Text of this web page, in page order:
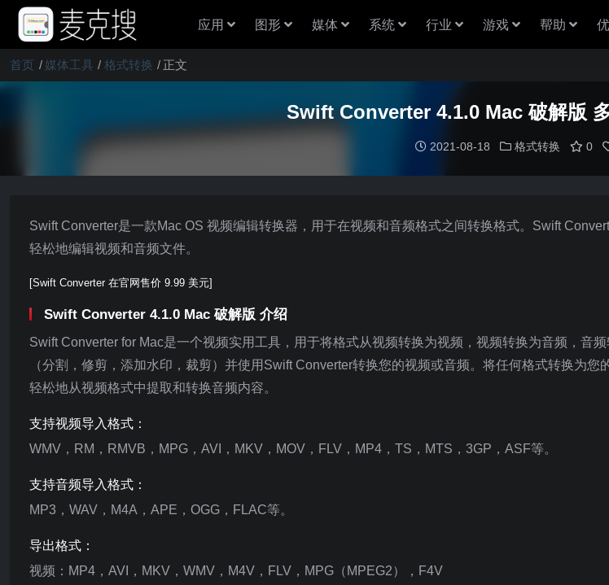
应用 图形 媒体 系统 行业 游戏 帮助
首页 媒体工具 格式转换 正文
Swift Converter 4.1.0 Mac 破解版
2021-08-18 格式转换 0
Swift Converter是一款Mac OS 视频编辑转换器，用于在视频和音频格式之间转换格式。Swift
轻松地编辑视频和音频文件。
[Swift Converter 在官网售价 9.99 美元]
Swift Converter 4.1.0 Mac 破解版 介绍
Swift Converter for Mac是一个视频实用工具，用于将格式从视频转换为视频，视频转换为音频，音
（分割，修剪，添加水印，裁剪）并使用Swift Converter转换您的视频或音频。将任何格式转换为您
轻松地从视频格式中提取和转换音频内容。
支持视频导入格式：
WMV，RM，RMVB，MPG，AVI，MKV，MOV，FLV，MP4，TS，MTS，3GP，ASF等。
支持音频导入格式：
MP3，WAV，M4A，APE，OGG，FLAC等。
导出格式：
视频：MP4，AVI，MKV，WMV，M4V，FLV，MPG（MPEG2），F4V